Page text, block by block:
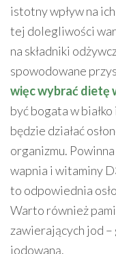
istotny wpływ na
tej dolegliwości
na składniki
spowodowane
więc wybrać dietę
być bogata w
będzie działać
organizmu.
wapnia i witaminy
to odpowiednia
Warto również
zawierających jod –
jodowaną.